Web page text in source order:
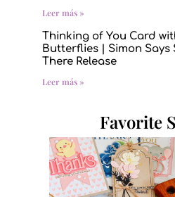
Leer más »
Thinking of You Card
Butterflies | Simon Says
There Release
Leer más »
Favorite